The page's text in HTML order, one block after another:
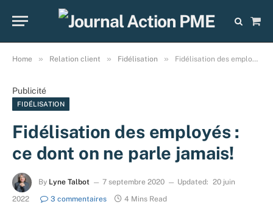
Cart
Home » Relation client » Fidélisation » Fidélisation des employés : ce dont on ne parle jamais!
Publicité
FIDÉLISATION
Fidélisation des employés :
ce dont on ne parle jamais!
By Lyne Talbot 7 septembre 2020 Updated: 20 juin
2022
3 commentaires 4 Mins Read